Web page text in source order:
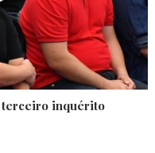
terceiro inquérito